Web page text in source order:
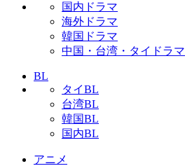
国内ドラマ
海外ドラマ
韓国ドラマ
中国・台湾・タイドラマ
BL
タイBL
台湾BL
韓国BL
国内BL
アニメ